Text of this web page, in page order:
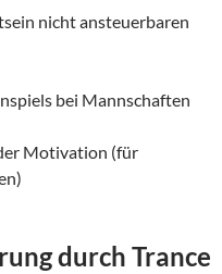
nicht ansteuerbaren
bei Mannschaften
Motivation (für
durch Trance